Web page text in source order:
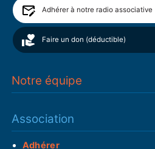
Adhérer à notre radio associative
Faire un don (déductible)
Notre équipe
Association
Adhérer